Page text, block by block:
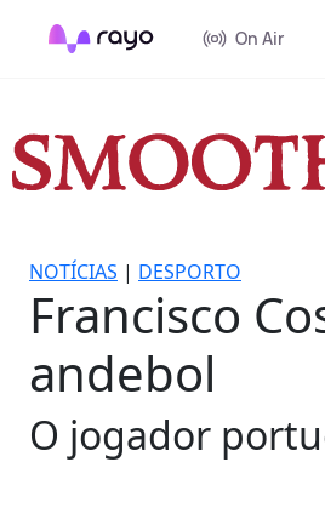
On Air
NOTÍCIAS | DESPORTO
Francisco
andebol
O jogador